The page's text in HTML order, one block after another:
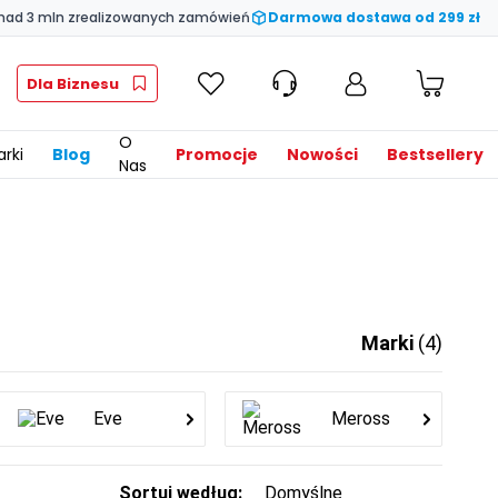
3 mln zrealizowanych zamówień Darmowa dostawa od 299 zł
Dla Biznesu
Blog
O
Nas
Promocje Nowości Bestsellery
Marki(4)
Eve Meross
Sortuj według: